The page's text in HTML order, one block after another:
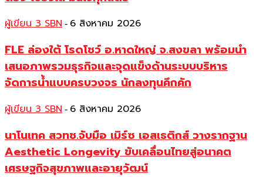
ผู้เขียน 3 SBN - 6 สิงหาคม 2026
FLE ล่องใต้ โรดโชว์ อ.หาดใหญ่ จ.สงขลา พร้อมนำ
เสนอภาพรวมธุรกิจและจุดแข็งด้านระบบบริหาร
จัดการน้ำแบบครบวงจร นักลงทุนคึกคัก
ผู้เขียน 3 SBN - 6 สิงหาคม 2026
นาโนเทค สวทช.จับมือ เมิร์ซ เอสเธติกส์ วางรากฐาน
Aesthetic Longevity ขับเคลื่อนไทยสู่อนาคต
เศรษฐกิจสุขภาพและอายุวัฒน์